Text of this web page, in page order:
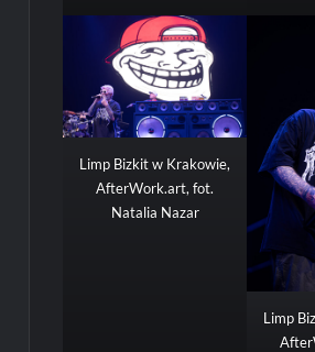
Limp Bizkit w Krakowie,
AfterWork.art, fot.
Natalia Nazar
Limp